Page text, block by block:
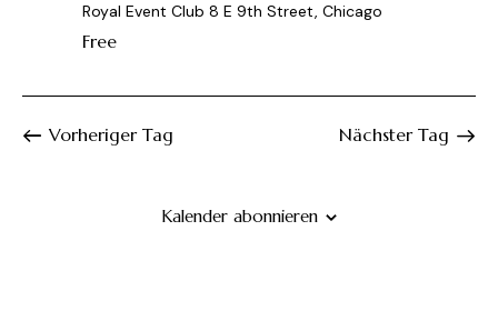
Royal Event Club 8 E 9th Street, Chicago
Free
Vorheriger Tag Nächster Tag
Kalender abonnieren